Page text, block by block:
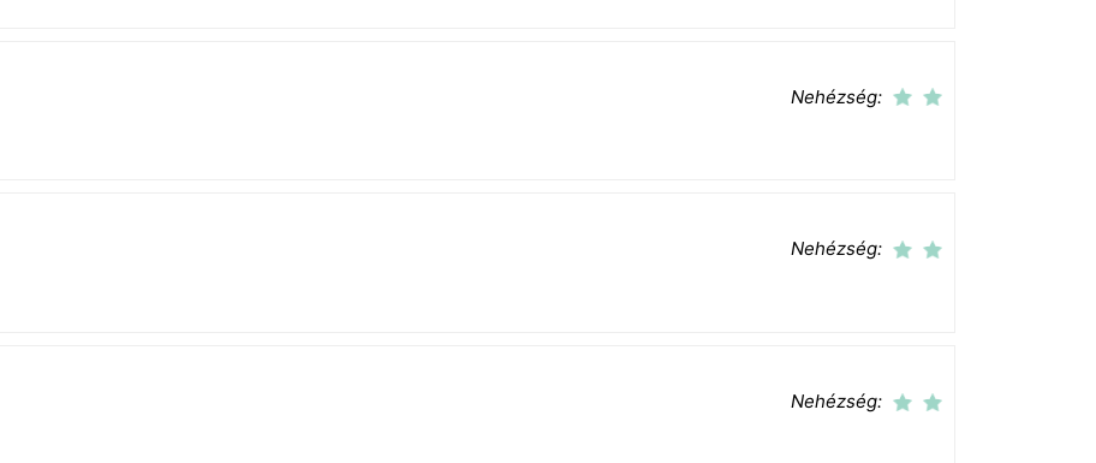
Nehézség:
Nehézség:
Nehézség: